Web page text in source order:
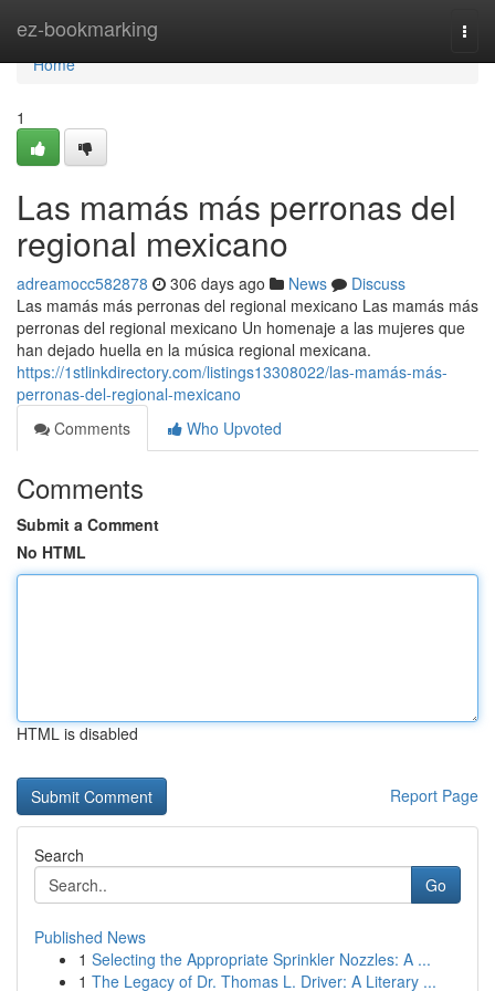
ez-bookmarking
Home
Home
1
Las mamás más perronas del
regional mexicano
adreamocc582878 306 days ago News
Discuss
Las mamás más perronas del regional mexicano Las mamás más
perronas del regional mexicano Un homenaje a las mujeres que
han dejado huella en la música regional mexicana.
https://1stlinkdirectory.com/listings13308022/las-mamás-más-
perronas-del-regional-mexicano
Comments
Who Upvoted
Comments
Submit a Comment
No HTML
HTML is disabled
Report Page
Search
Go
Published News
1 Selecting the Appropriate Sprinkler Nozzles: A ...
1 The Legacy of Dr. Thomas L. Driver: A Literary ...